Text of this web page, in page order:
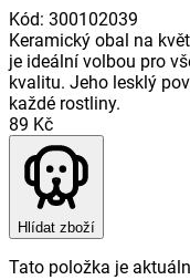
Kód: 300102039
Keramický obal na
je ideální volbou pro
kvalitu. Jeho lesklý
každé rostliny.
89 Kč
Hlídat zboží
Tato položka je